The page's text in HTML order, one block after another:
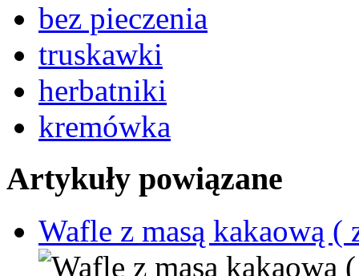
bez pieczenia
truskawki
herbatniki
kremówka
Artykuły powiązane
Wafle z masą kakaową